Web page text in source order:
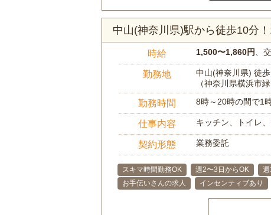
中山(神奈川県)駅から徒歩10分
時給 1,500〜1,860円 、
勤務地
中山(神奈川県) 徒
（神奈川県横浜市緑
勤務時間 8時～20時の間で1
仕事内容 キッチン、トイレ
契約形態 業務委託
スキマ時間勤務OK 週2〜3日からOK 週
お手伝いさんの求人
インセンティブあり